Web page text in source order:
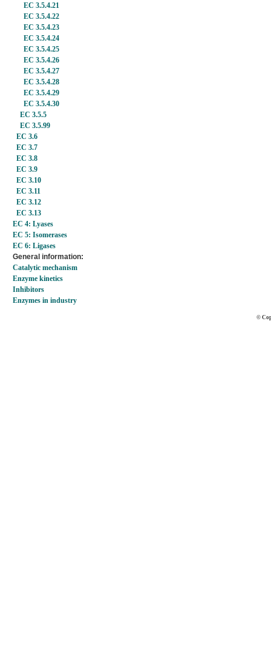
EC 3.5.4.21
EC 3.5.4.22
EC 3.5.4.23
EC 3.5.4.24
EC 3.5.4.25
EC 3.5.4.26
EC 3.5.4.27
EC 3.5.4.28
EC 3.5.4.29
EC 3.5.4.30
EC 3.5.5
EC 3.5.99
EC 3.6
EC 3.7
EC 3.8
EC 3.9
EC 3.10
EC 3.11
EC 3.12
EC 3.13
EC 4: Lyases
EC 5: Isomerases
EC 6: Ligases
General information:
Catalytic mechanism
Enzyme kinetics
Inhibitors
Enzymes in industry
©